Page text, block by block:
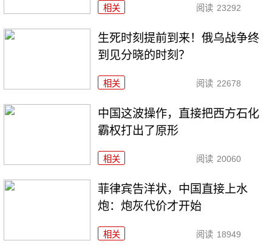
相关 阅读 23292
生死时刻提前到来！俄乌战争终
到见分晓的时刻？
相关 阅读 22678
中国这波操作，直接把西方石化
霸权打出了原形
相关 阅读 20060
菲律宾告洋状，中国直接上水
炮：炮灰代价才开始
相关 阅读 18949